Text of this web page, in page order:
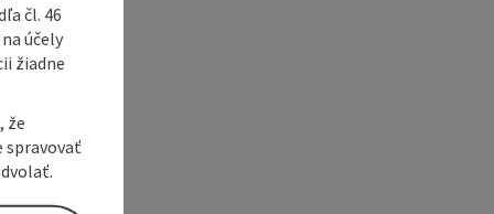
čl. 46
účely
žiadne
že
spravovať